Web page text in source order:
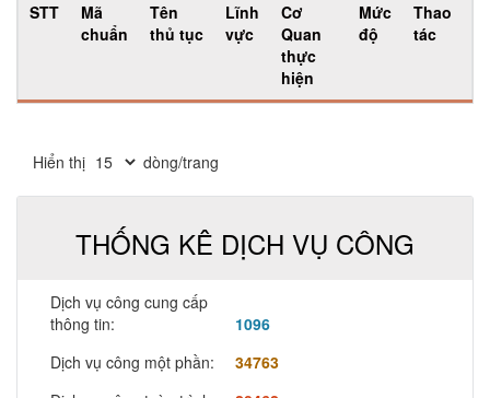
STT
Mã
chuẩn
Tên
thủ tục
Lĩnh
vực
Cơ
Quan
thực
hiện
Mức
độ
Thao
tác
Hiển thị dòng/trang
THỐNG KÊ DỊCH VỤ CÔNG
Dịch vụ công cung cấp
thông tin:
1096
Dịch vụ công một phần:
34763